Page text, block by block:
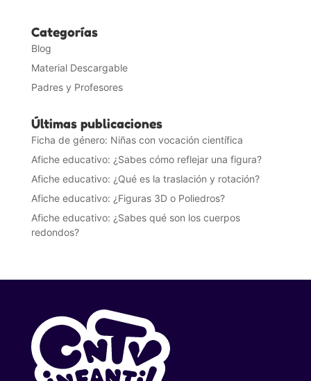
Categorías
Blog
Material Descargable
Padres y Profesores
Últimas publicaciones
Ficha de género: Niñas con vocación científica
Afiche educativo: ¿Sabes cómo reflejar una figura?
Afiche educativo: ¿Qué es la traslación y rotación?
Afiche educativo: ¿Figuras 3D o Poliedros?
Afiche educativo: ¿Sabes qué son los cuerpos
redondos?